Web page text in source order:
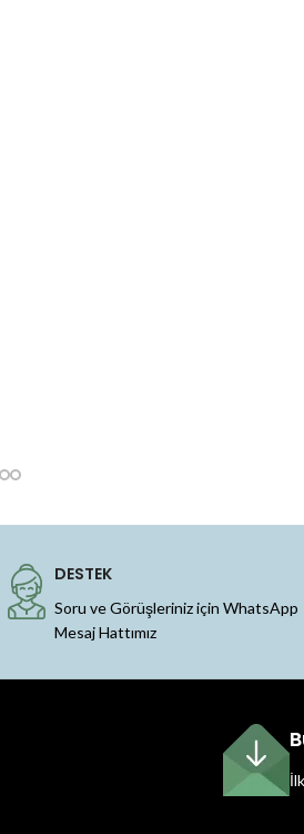
DESTEK
Soru ve Görüşleriniz için WhatsApp
Mesaj Hattımız